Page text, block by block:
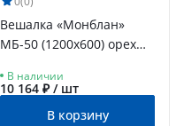
Вешалка «Монблан»
МБ-50 (1200х600) орех
В наличии
10 164 ₽ / шт
В корзину